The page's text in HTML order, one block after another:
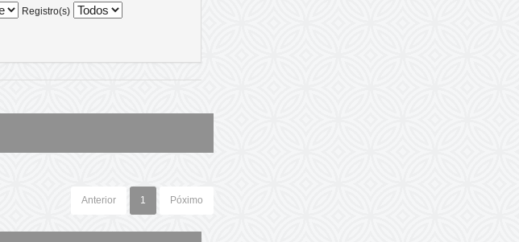
Registro(s)
Anterior 1 Póximo